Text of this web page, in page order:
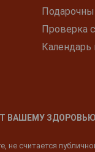
Проверка
Календарь
ВАШЕМУ
считается